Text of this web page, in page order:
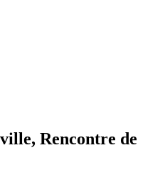
Rencontre de